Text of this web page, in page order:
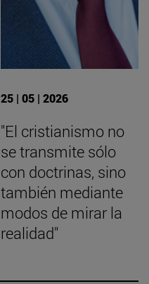
25 | 05 | 2026
"El cristianismo no
se transmite sólo
con doctrinas, sino
también mediante
modos de mirar la
realidad"